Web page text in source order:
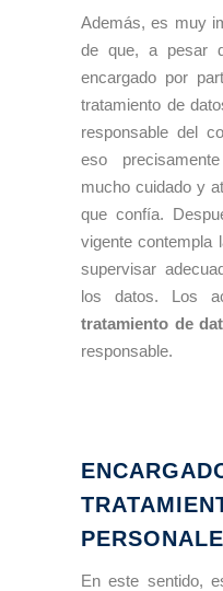
Además, es muy
de que, a pesar
encargado por
tratamiento de
responsable del
eso
mucho cuidado y
que confía.
vigente contempla
supervisar
los datos. Los
tratamiento de
responsable.
En este sentido,